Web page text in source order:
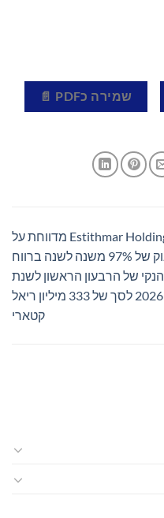
שמירה כPDF 📄
Estithmar Holding מדווחת על
זינוק של 97% משנה לשנה ברווח
הנקי של הרבעון הראשון לשנת
2026 לסך של 333 מיליון ריאל
קטארי